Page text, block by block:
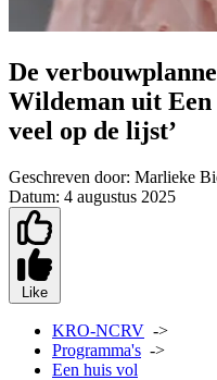
De
Wildeman uit Een
veel op de lijst’
Geschreven door: Marlieke
Datum: 4 augustus 2025
Like
KRO-NCRV ->
Programma's ->
Een huis vol